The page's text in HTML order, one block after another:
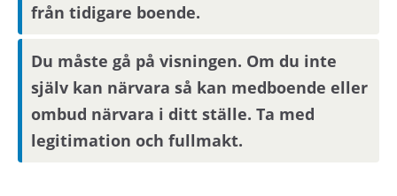
från tidigare boende.
Du måste gå på visningen. Om du inte
själv kan närvara så kan medboende eller
ombud närvara i ditt ställe. Ta med
legitimation och fullmakt.